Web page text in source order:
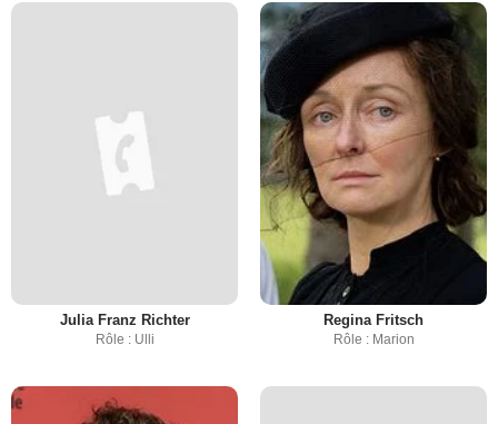
Julia Franz Richter
Rôle : Ulli
Regina Fritsch
Rôle : Marion